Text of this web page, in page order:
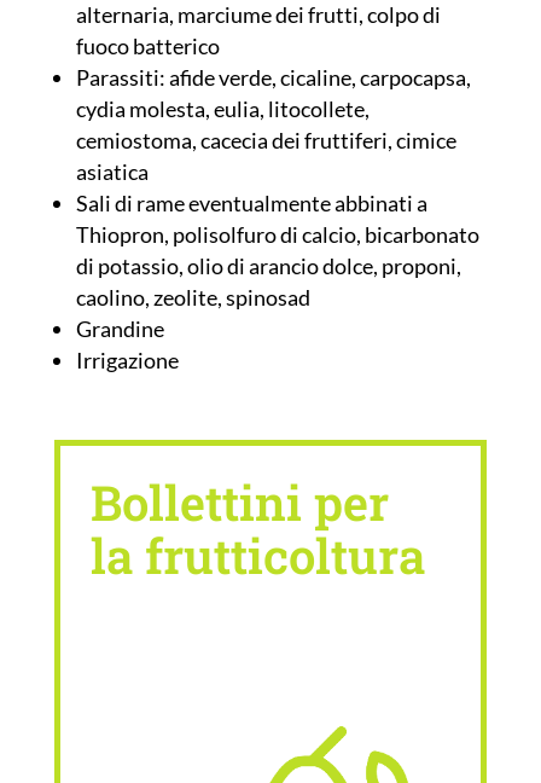
alternaria, marciume dei frutti, colpo di
fuoco batterico
Parassiti: afide verde, cicaline, carpocapsa,
cydia molesta, eulia, litocollete,
cemiostoma, cacecia dei fruttiferi, cimice
asiatica
Sali di rame eventualmente abbinati a
Thiopron, polisolfuro di calcio, bicarbonato
di potassio, olio di arancio dolce, proponi,
caolino, zeolite, spinosad
Grandine
Irrigazione
Bollettini per
la frutticoltura